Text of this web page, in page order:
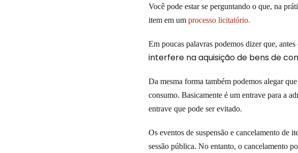
Você pode estar se perguntando o que, na
item em umprocesso licitatório.
Em poucas palavras podemos dizer que,
interfere na aquisição de bens de
Da mesma forma também podemos alegar
consumo. Basicamente é um entrave para a
entrave que pode ser evitado.
Os eventos de suspensão e cancelamento de
sessão pública. No entanto, o cancelamento